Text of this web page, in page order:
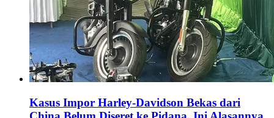
Kasus Impor Harley-Davidson Bekas dari